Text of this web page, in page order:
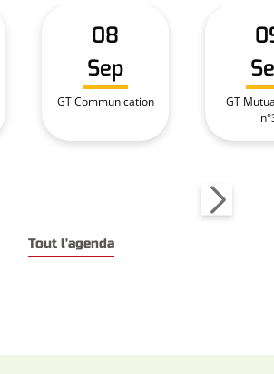
08
Sep
GT Communication
GT
Tout l'agenda